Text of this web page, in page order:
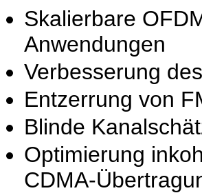
Skalierbare
Anwendungen
Verbesserung
Entzerrung von
Blinde
Optimierung
CDMA-